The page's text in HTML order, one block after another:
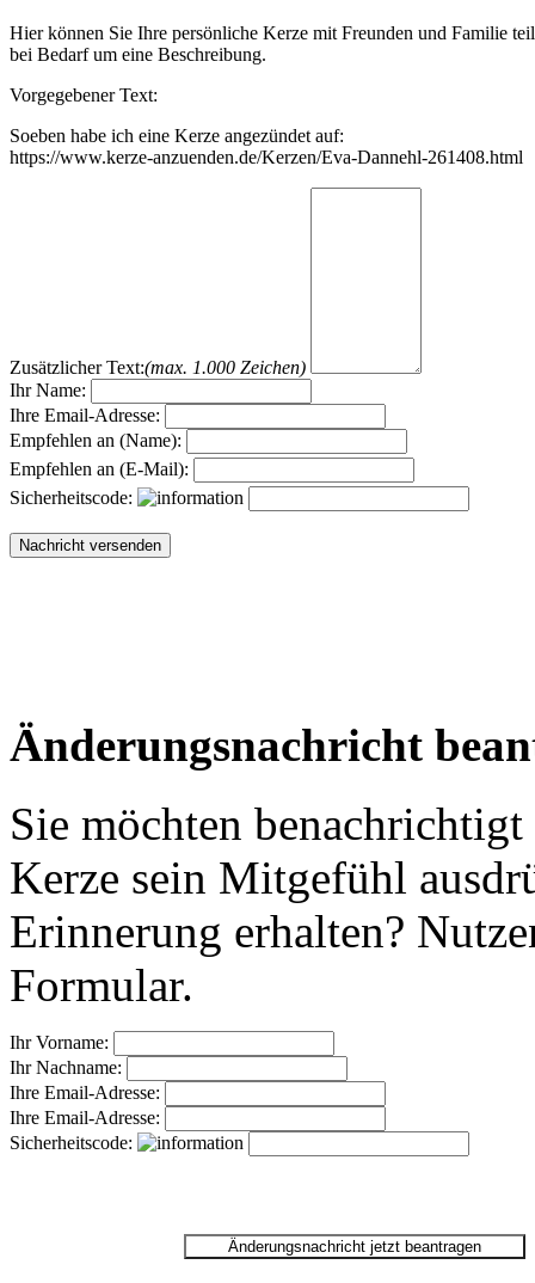
Hier können Sie Ihre persönliche Kerze mit Freunden und Familie
bei Bedarf um eine Beschreibung.
Vorgegebener Text:
Soeben habe ich eine Kerze angezündet auf:
https://www.kerze-anzuenden.de/Kerzen/Eva-Dannehl-261408.html
Zusätzlicher Text:(max. 1.000 Zeichen)
Ihr Name:
Ihre Email-Adresse:
Empfehlen an (Name):
Empfehlen an (E-Mail):
Sicherheitscode:
Änderungsnachricht
Sie möchten
Kerze sein Mitgefühl
Erinnerung erhalten?
Formular.
Ihr Vorname:
Ihr Nachname:
Ihre Email-Adresse:
Ihre Email-Adresse:
Sicherheitscode: